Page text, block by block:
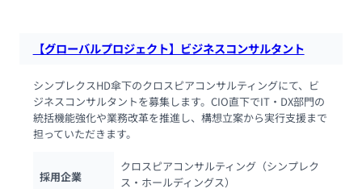
【グローバルプロジェクト】ビジネスコンサルタント
シンプレクスHD傘下のクロスピアコンサルティングにて、ビ
ジネスコンサルタントを募集します。CIO直下でIT・DX部門の
統括機能強化や業務改革を推進し、構想立案から実行支援まで
担っていただきます。
採用企業
クロスピアコンサルティング（シンプレク
ス・ホールディングス）